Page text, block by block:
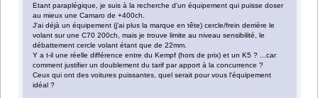
Etant paraplégique, je suis à la recherche d'un équipement qui puisse doser
au mieux une Camaro de +400ch.
J'ai déjà un équipement (j'ai plus la marque en tête) cercle/frein derrière le
volant sur une C70 200ch, mais je trouve limite au niveau sensibilité, le
débattement cercle volant étant que de 22mm.
Y a t-il une réelle différence entre du Kempf (hors de prix) et un K5 ? ...car
comment justifier un doublement du tarif par apport à la concurrence ?
Ceux qui ont des voitures puissantes, quel serait pour vous l'équipement
idéal ?